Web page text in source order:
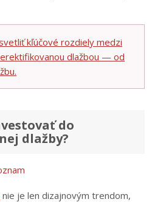
kľúčové rozdiely medzi
dlažbou — od
do
dlažby?
nie je len dizajnovým trendom,